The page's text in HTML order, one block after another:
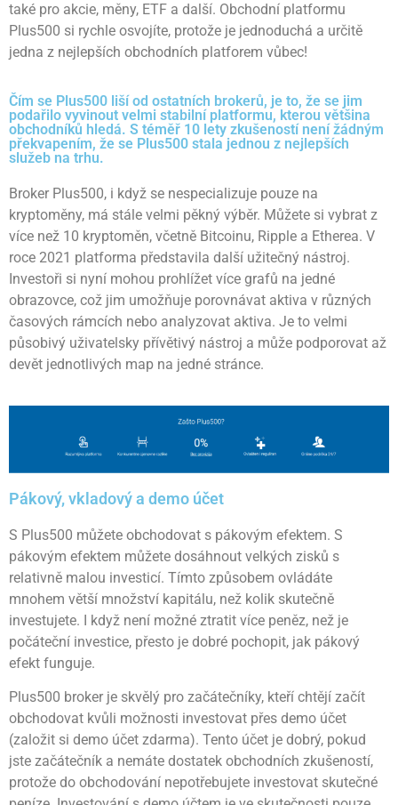
také pro akcie, měny, ETF a další. Obchodní platformu
Plus500 si rychle osvojíte, protože je jednoduchá a určitě
jedna z nejlepších obchodních platforem vůbec!
Čím se Plus500 liší od ostatních brokerů, je to, že se jim
podařilo vyvinout velmi stabilní platformu, kterou většina
obchodníků hledá. S téměř 10 lety zkušeností není žádným
překvapením, že se Plus500 stala jednou z nejlepších
služeb na trhu.
Broker Plus500, i když se nespecializuje pouze na
kryptoměny, má stále velmi pěkný výběr. Můžete si vybrat z
více než 10 kryptoměn, včetně Bitcoinu, Ripple a Etherea. V
roce 2021 platforma představila další užitečný nástroj.
Investoři si nyní mohou prohlížet více grafů na jedné
obrazovce, což jim umožňuje porovnávat aktiva v různých
časových rámcích nebo analyzovat aktiva. Je to velmi
působivý uživatelsky přívětivý nástroj a může podporovat až
devět jednotlivých map na jedné stránce.
Pákový, vkladový a demo účet
S Plus500 můžete obchodovat s pákovým efektem. S
pákovým efektem můžete dosáhnout velkých zisků s
relativně malou investicí. Tímto způsobem ovládáte
mnohem větší množství kapitálu, než kolik skutečně
investujete. I když není možné ztratit více peněz, než je
počáteční investice, přesto je dobré pochopit, jak pákový
efekt funguje.
Plus500 broker je skvělý pro začátečníky, kteří chtějí začít
obchodovat kvůli možnosti investovat přes demo účet
(založit si demo účet zdarma). Tento účet je dobrý, pokud
jste začátečník a nemáte dostatek obchodních zkušeností,
protože do obchodování nepotřebujete investovat skutečné